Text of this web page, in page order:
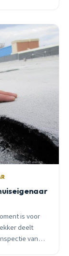
is voor
deelt
van